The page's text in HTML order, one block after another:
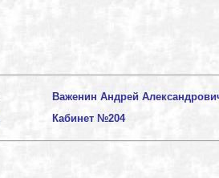
Важенин Андрей
Кабинет №204